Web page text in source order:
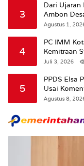
3
Dari Ujaran
Ambon
Tunda
Agustus 1,
4
PC IMM
Kemitraan
Bangsa
Juli 3, 2026
5
PPDS Elsa
Usai
BPJS
Agustus 8,